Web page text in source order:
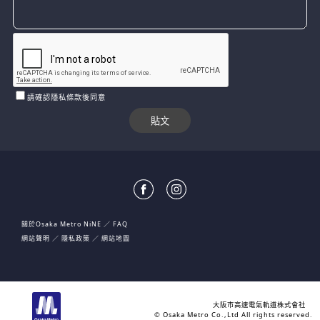
請確認隱私條款後同意
關於Osaka Metro NiNE
FAQ
網站聲明
隱私政策 網站地圖
大阪市高速電氣軌道株式會社
© Osaka Metro Co.,Ltd All rights reserved.